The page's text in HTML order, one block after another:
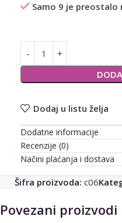
Samo 9 je preostalo
Alternative:
Dodaj u listu želja
Dodatne informacije
Recenzije (0)
Načini plaćanja i dostava
Šifra proizvoda: c06
Povezani proizvodi